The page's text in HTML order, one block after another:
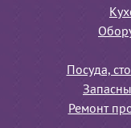
Посуда,
Ремонт